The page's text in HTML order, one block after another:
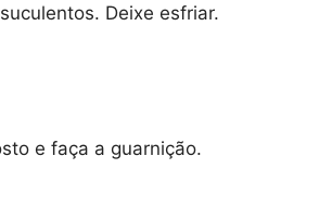
Deixe esfriar.
e faça a guarnição.